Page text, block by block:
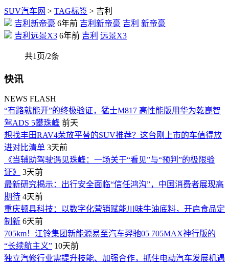
SUV汽车网 > TAG标签 > 吉利
吉利新帝豪 6年前 吉利新帝豪 吉利 新帝豪
吉利远景X3 6年前 吉利 远景X3
共1页/2条
快讯
NEWS FLASH
“有路就能开”的终极验证，猛士M817 高性能版用华为乾崑智
驾ADS 5攀珠峰 前天
想找丰田RAV4荣放平替的SUV推荐？这台刚上市的车值得放
进对比清单 3天前
《当辅助驾驶遇见珠峰：一场关于“看见”与“预判”的极限验
证》
3天前
最新研究揭示：出行安全面临“信任鸿沟”，中国消费者展现高
期待 4天前
重庆顿具科技：以数字化营销赋能川味牛油底料，开启食品定
制新 6天前
705km！江铃集团新能源易至汽车羿驰05 705MAX神行版的
“长续航主义” 10天前
独立汽修行业需提升技能、加强合作，抓住电动汽车发展机遇